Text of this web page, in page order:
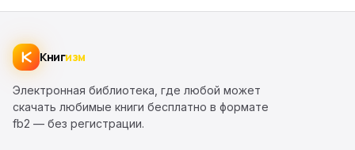
Книгизм
Электронная библиотека, где любой может
скачать любимые книги бесплатно в формате
fb2 — без регистрации.